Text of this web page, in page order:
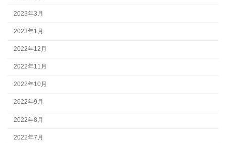
2023年3月
2023年1月
2022年12月
2022年11月
2022年10月
2022年9月
2022年8月
2022年7月